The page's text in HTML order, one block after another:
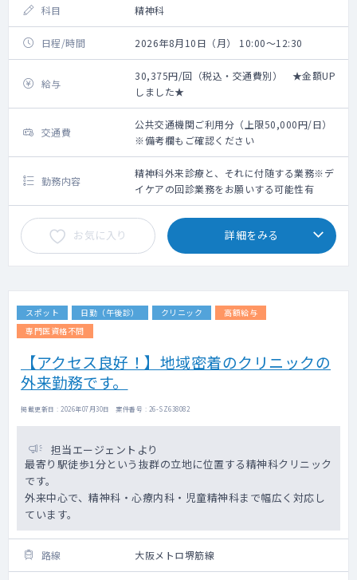
科目 精神科
日程/時間 2026年8月10日（月） 10:00～12:30
給与
30,375円/回（税込・交通費別） ★金額UP
しました★
交通費
公共交通機関ご利用分（上限50,000円/日）
※備考欄もご確認ください
勤務内容
精神科外来診療と、それに付随する業務※デ
イケアの回診業務をお願いする可能性有
お気に入り 詳細をみる
スポット 日勤（午後診） クリニック
高額給与
専門医資格不問
【アクセス良好！】地域密着のクリニックの
外来勤務です。
掲載更新日 : 2026年07月30日 案件番号 : 26-SZ638082
担当エージェントより
最寄り駅徒歩1分という抜群の立地に位置する精神科クリニック
です。
外来中心で、精神科・心療内科・児童精神科まで幅広く対応し
ています。
路線 大阪メトロ堺筋線